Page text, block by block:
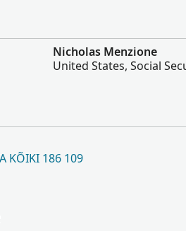
Nicholas Menzione
United States, Social
KÕIKI 186 109